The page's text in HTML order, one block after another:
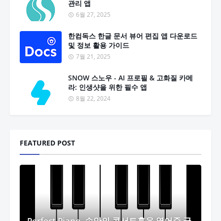
관리 앱
6월 27, 2025
한컴독스 한글 문서 뷰어 편집 앱 다운로드
및 정보 활용 가이드
7월 21, 2025
SNOW 스노우 - AI 프로필 & 고화질 카메
라: 인생샷을 위한 필수 앱
8월 22, 2024
FEATURED POST